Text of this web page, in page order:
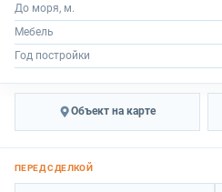
До моря, м.
Мебель
Год постройки
Объект на карте